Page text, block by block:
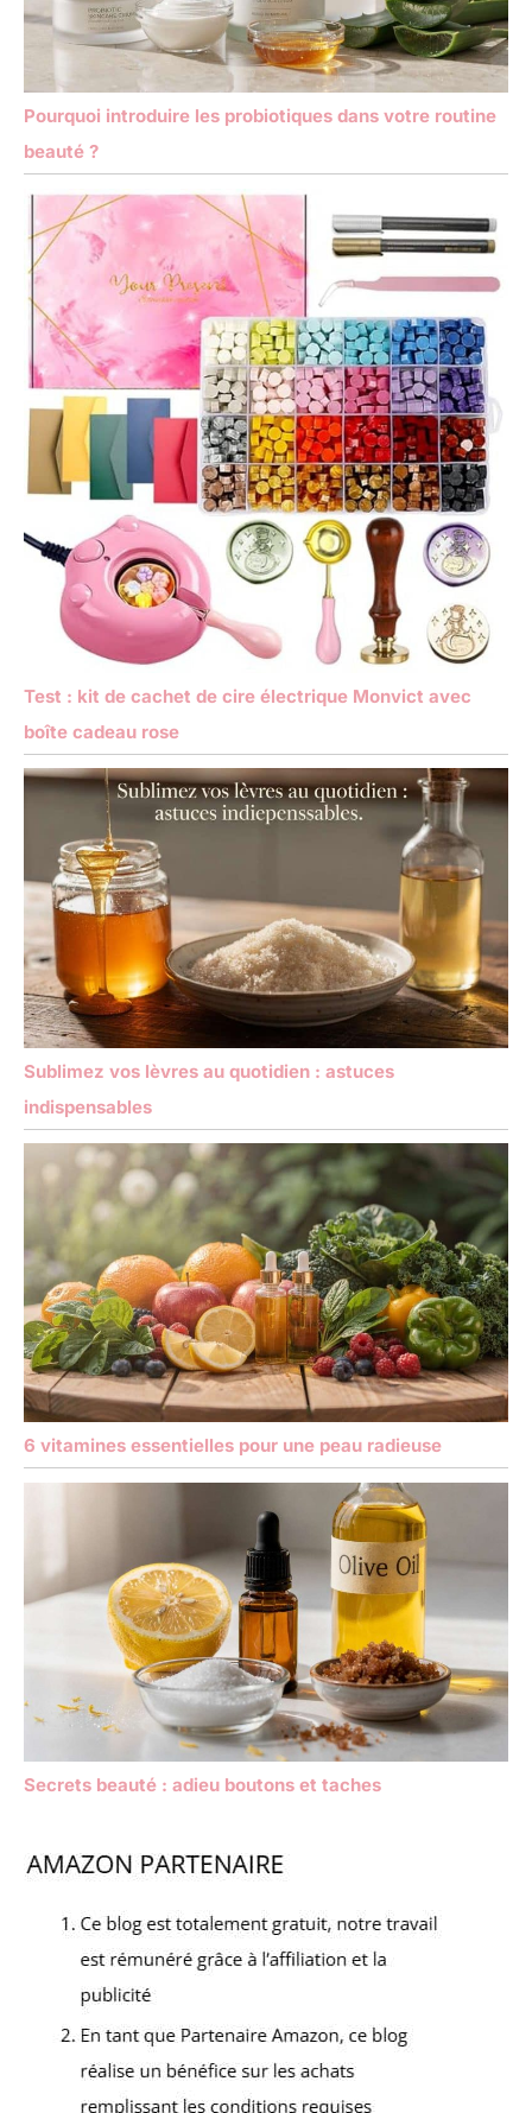
Pourquoi introduire les probiotiques dans votre routine
beauté ?
Test : kit de cachet de cire électrique Monvict avec
boîte cadeau rose
Sublimez vos lèvres au quotidien : astuces
indispensables
6 vitamines essentielles pour une peau radieuse
Secrets beauté : adieu boutons et taches